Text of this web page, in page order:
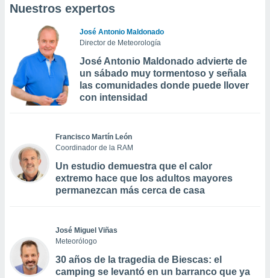
Nuestros expertos
José Antonio Maldonado
Director de Meteorología
José Antonio Maldonado advierte de
un sábado muy tormentoso y señala
las comunidades donde puede llover
con intensidad
Francisco Martín León
Coordinador de la RAM
Un estudio demuestra que el calor
extremo hace que los adultos mayores
permanezcan más cerca de casa
José Miguel Viñas
Meteorólogo
30 años de la tragedia de Biescas: el
camping se levantó en un barranco que ya